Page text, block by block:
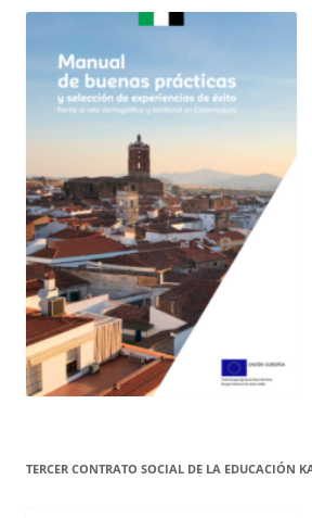
TERCER CONTRATO SOCIAL DE LA EDUCACIÓN